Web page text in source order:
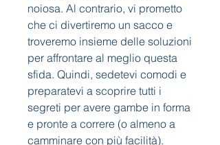
noiosa. Al contrario, vi prometto
che ci divertiremo un sacco e
troveremo insieme delle soluzioni
per affrontare al meglio questa
sfida. Quindi, sedetevi comodi e
preparatevi a scoprire tutti i
segreti per avere gambe in forma
e pronte a correre (o almeno a
camminare con più facilità).